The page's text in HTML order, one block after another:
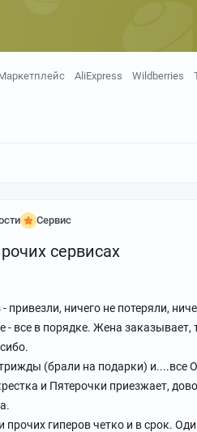
AliExpress Wildberries
Сервис
сервисах
ничего не потеряли,
- все в порядке. Жена заказывает,
(брали на подарки) и....все
и Пятерочки приезжает,
гиперов четко и в срок.